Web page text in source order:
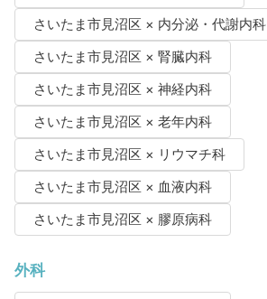
さいたま市見沼区 × 内分泌・代謝内科
さいたま市見沼区 × 腎臓内科
さいたま市見沼区 × 神経内科
さいたま市見沼区 × 老年内科
さいたま市見沼区 × リウマチ科
さいたま市見沼区 × 血液内科
さいたま市見沼区 × 膠原病科
外科